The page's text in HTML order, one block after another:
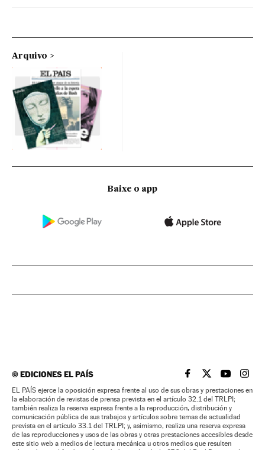
Arquivo
Baixe o app
©EDICIONES EL PAÍS EL PAÍS BRASIL EN
EL PAÍSEL PAÍS
EL
EL PAÍS ejerce la oposición expresa frente al uso de sus obras y prestaciones en
la elaboración de revistas de prensa prevista en el artículo 32.1 del TRLPI;
también realiza la reserva expresa frente a la reproducción, distribución y
comunicación pública de sus trabajos y artículos sobre temas de actualidad
prevista en el artículo 33.1 del TRLPI; y, asimismo, realiza una reserva expresa
de las reproducciones y usos de las obras y otras prestaciones accesibles desde
este sitio web a medios de lectura mecánica u otros medios que resulten